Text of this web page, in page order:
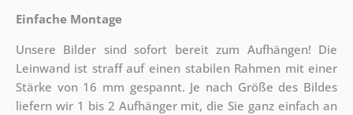
Einfache Montage
Unsere Bilder sind sofort bereit zum Aufhängen! Die
Leinwand ist straff auf einen stabilen Rahmen mit einer
Stärke von 16 mm gespannt. Je nach Größe des Bildes
liefern wir 1 bis 2 Aufhänger mit, die Sie ganz einfach an